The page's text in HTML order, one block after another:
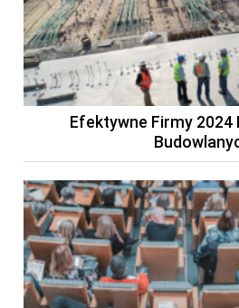
Efektywne Firmy 2024